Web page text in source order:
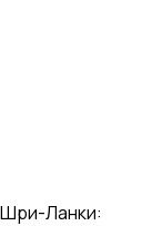
Шри-Ланки: